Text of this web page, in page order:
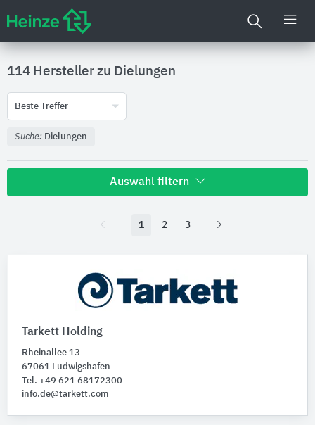
114 Hersteller zu Dielungen
Beste Treffer
Suche: Dielungen
Auswahl filtern
Produktkategorie
Laminatbeläge
1 2 3
Tarkett Holding
Rheinallee 13
67061 Ludwigshafen
Tel. +49 621 68172300
info.de@tarkett.com